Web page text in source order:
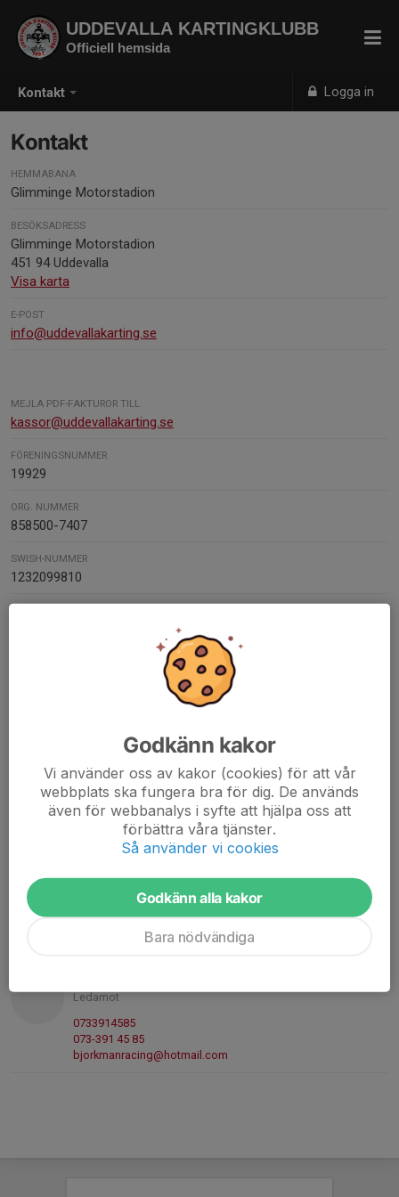
Kontakt Logga in
UDDEVALLA KARTINGKLUBB
Officiell hemsida
Kontakt
HEMMABANA
Glimminge Motorstadion
BESÖKSADRESS
Glimminge Motorstadion
451 94 Uddevalla
Visa karta
E-POST
info@uddevallakarting.se
MEJLA PDF-FAKTUROR TILL
kassor@uddevallakarting.se
FÖRENINGSNUMMER
19929
ORG. NUMMER
858500-7407
SWISH-NUMMER
1232099810
bjorn@docnow.se
Louise Sundell
Kassör
0735783307
073-578 33 07
louisesundell@hotmail.se
E-post visas bara för inloggade
Ledamot
0733914585
073-391 45 85
bjorkmanracing@hotmail.com
Godkänn kakor
Vi använder oss av kakor (cookies) för att vår
webbplats ska fungera bra för dig. De används
även för webbanalys i syfte att hjälpa oss att
förbättra våra tjänster.
Så använder vi cookies
Godkänn alla kakor
Bara nödvändiga